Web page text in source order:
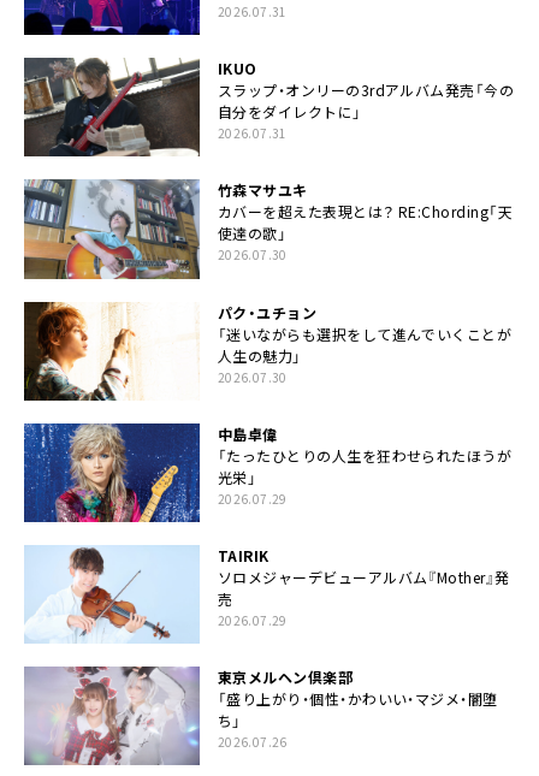
2026.07.31
IKUO
スラップ・オンリーの3rdアルバム発売「今の
自分をダイレクトに」
2026.07.31
竹森マサユキ
カバーを超えた表現とは？ RE:Chording「天
使達の歌」
2026.07.30
パク・ユチョン
「迷いながらも選択をして進んでいくことが
人生の魅力」
2026.07.30
中島卓偉
「たったひとりの人生を狂わせられたほうが
光栄」
2026.07.29
TAIRIK
ソロメジャーデビューアルバム『Mother』発
売
2026.07.29
東京メルヘン倶楽部
「盛り上がり・個性・かわいい・マジメ・闇堕
ち」
2026.07.26